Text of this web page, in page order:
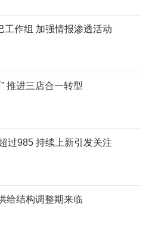
工作组 加强情报渗透活动
推进三店合一转型
过985 持续上新引发关注
给结构调整期来临